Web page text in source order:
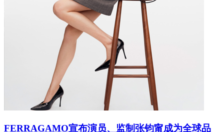
FERRAGAMO宣布演员、监制张钧甯成为全球品